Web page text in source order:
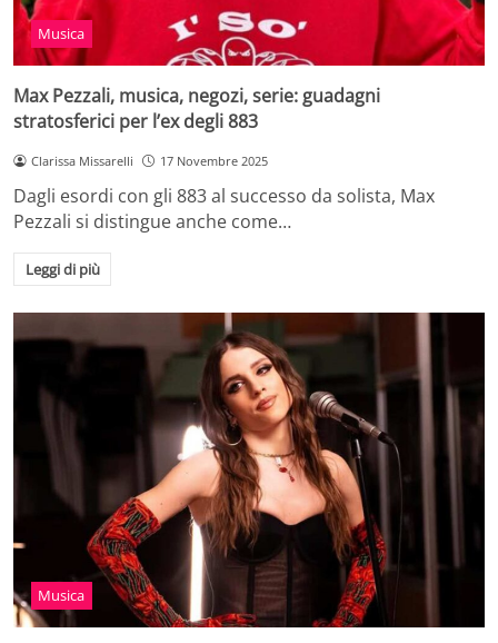
Musica
Max Pezzali, musica, negozi, serie: guadagni
stratosferici per l’ex degli 883
Clarissa Missarelli 17 Novembre 2025
Dagli esordi con gli 883 al successo da solista, Max
Pezzali si distingue anche come…
Leggi di più
Musica